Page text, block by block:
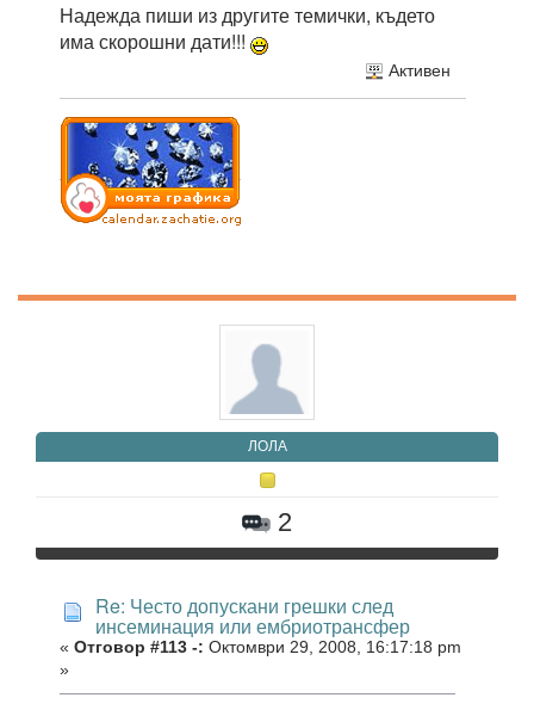
Надежда пиши из другите темички, където
има скорошни дати!!!
Активен
ЛОЛА
2
Re: Често допускани грешки след
инсеминация или ембриотрансфер
« Отговор #113 -: Октомври 29, 2008, 16:17:18 pm
»